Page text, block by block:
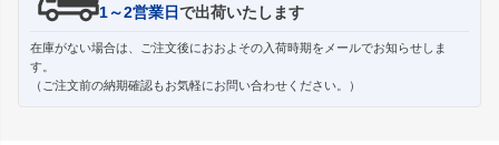
1～2営業日で出荷いたします
在庫がない場合は、ご注文後におおよその入荷時期をメールでお知らせしま
す。
（ご注文前の納期確認もお気軽にお問い合わせください。）